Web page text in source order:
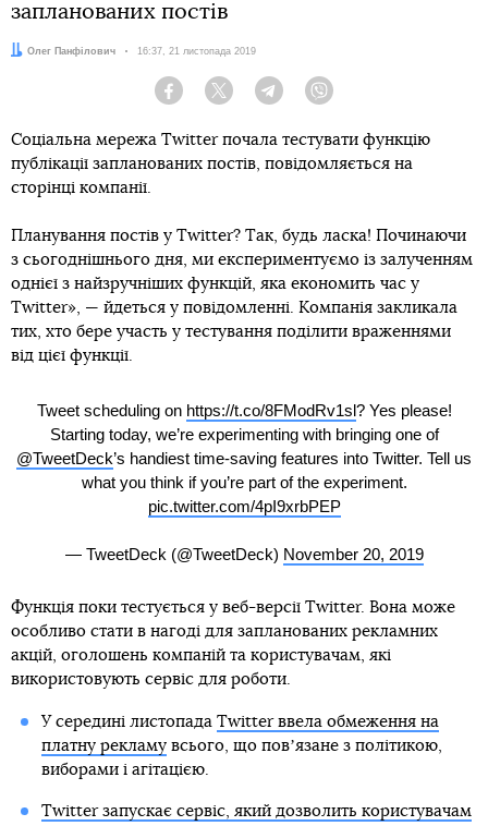
запланованих постів
Автор:
Олег Панфілович Дата:
16:37, 21 листопада 2019
Facebook Twitter Telegram
Соціальна мережа Twitter почала тестувати функцію
публікації запланованих постів, повідомляється на
сторінці компанії.
Планування постів у Twitter? Так, будь ласка! Починаючи
з сьогоднішнього дня, ми експериментуємо із залученням
однієї з найзручніших функцій, яка економить час у
Twitter», — йдеться у повідомленні. Компанія закликала
тих, хто бере участь у тестування поділити враженнями
від цієї функції.
Tweet scheduling on https://t.co/8FModRv1sl? Yes please!
Starting today, we’re experimenting with bringing one of
@TweetDeck’s handiest time-saving features into Twitter. Tell us
what you think if you’re part of the experiment.
pic.twitter.com/4pI9xrbPEP
— TweetDeck (@TweetDeck) November 20, 2019
Функція поки тестується у веб-версії Twitter. Вона може
особливо стати в нагоді для запланованих рекламних
акцій, оголошень компаній та користувачам, які
використовують сервіс для роботи.
У середині листопада Twitter ввела обмеження на
платну рекламувсього, що повʼязане з політикою,
виборами і агітацією.
Twitter запускає сервіс, який дозволить користувачам